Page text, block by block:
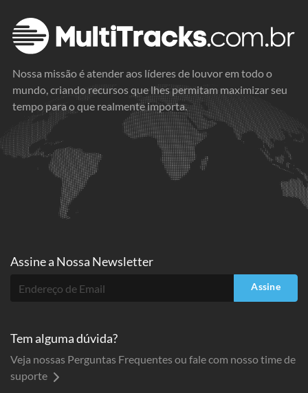
Nossa missão é atender aos líderes de louvor em todo o
mundo, criando recursos que lhes permitam maximizar seu
tempo para o que realmente importa.
Assine a Nossa Newsletter
Assine
Tem alguma dúvida?
Veja nossas Perguntas Frequentes ou fale com nosso time de
suporte